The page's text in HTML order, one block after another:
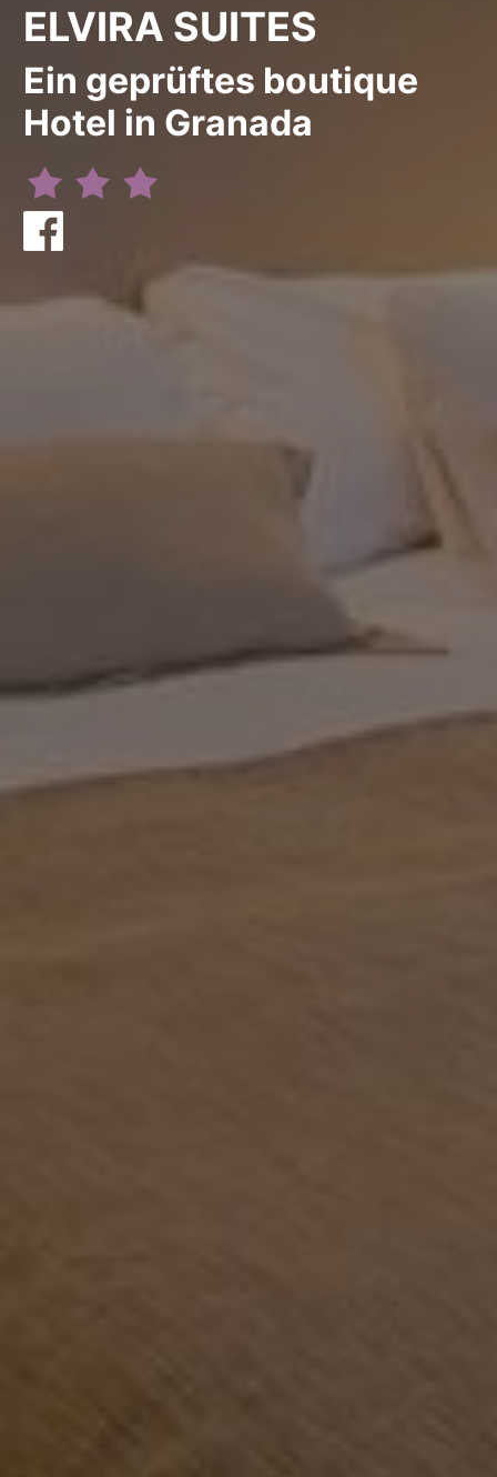
ELVIRA SUITES
Ein geprüftes boutique
Hotel in Granada